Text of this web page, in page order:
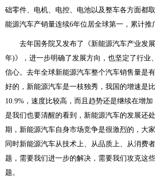
础零件、电机、电控、电池以及整车各方面都
能源汽车产销量连续6年位居全球第一，累计推
去年国务院又发布了《新能源汽车产业发展
年)》，进一步明确了发展方向，也坚定了行业
信心。去年全球新能源汽车整个汽车销售量是
好的，新能源汽车是一枝独秀，我国的增速是
10.9%，速度比较高，而且趋势还是继续在增
是我们也要清醒的看到，新能源汽车的发展还
期，新能源汽车自身市场竞争是很激烈的，大
同时新能源汽车从技术上、从品质上、从消费
题，需要我们进一步的解决，需要我们攻克这
题。